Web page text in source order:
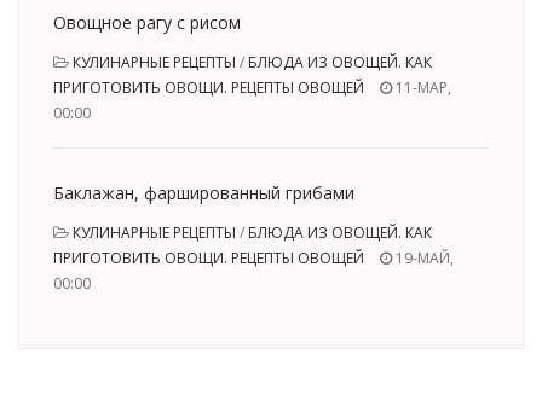
Овощное рагу с рисом
КУЛИНАРНЫЕ РЕЦЕПТЫ / БЛЮДА ИЗ ОВОЩЕЙ. КАК
ПРИГОТОВИТЬ ОВОЩИ. РЕЦЕПТЫ ОВОЩЕЙ
11-МАР,
00:00
Баклажан, фаршированный грибами
КУЛИНАРНЫЕ РЕЦЕПТЫ / БЛЮДА ИЗ ОВОЩЕЙ. КАК
ПРИГОТОВИТЬ ОВОЩИ. РЕЦЕПТЫ ОВОЩЕЙ
19-МАЙ,
00:00